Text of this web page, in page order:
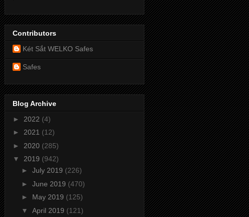
Contributors
Két Sắt WELKO Safes
Safes
Blog Archive
► 2022 (4)
► 2021 (12)
► 2020 (285)
▼ 2019 (942)
► July 2019 (226)
► June 2019 (470)
► May 2019 (125)
▼ April 2019 (121)